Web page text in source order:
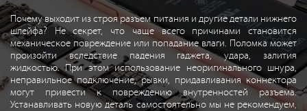
Почему выходит из строя разъем питания и другие детали нижнего
шлейфа? Не секрет, что чаще всего причинами становится
механическое повреждение или попадание влаги. Поломка может
произойти вследствие падения гаджета, удара, залития
жидкостью. При этом использование неоригинального шнура,
неправильное подключение, рывки, придавливания коннектора
могут привести к повреждению внутренностей разъема.
Устанавливать новую деталь самостоятельно мы не рекомендуем,